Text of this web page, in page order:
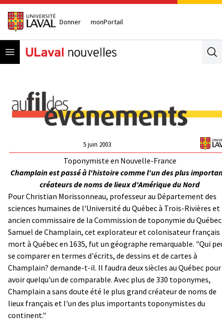
Donner monPortail
Open menu
5 juin 2003
Toponymiste en Nouvelle-France
Champlain est passé à l'histoire comme l'un des plus
créateurs de noms de lieux d'Amérique du Nord
Pour Christian Morissonneau, professeur au Département des
sciences humaines de l'Université du Québec à Trois-Rivières et
ancien commissaire de la Commission de toponymie du
Samuel de Champlain, cet explorateur et colonisateur français
mort à Québec en 1635, fut un géographe remarquable. "Qui
se comparer en termes d'écrits, de dessins et de cartes à
Champlain? demande-t-il. Il faudra deux siècles au Québec pour
avoir quelqu'un de comparable. Avec plus de 330 toponymes,
Champlain a sans doute été le plus grand créateur de noms de
lieux français et l'un des plus importants toponymistes du
continent."